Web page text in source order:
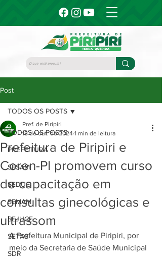
Post
TODOS OS POSTS
PREFEITURA
SESAM
SEDUC
SEMAM
SEJUCE
SETAS
SDR
TODOS OS POSTS
Prefeitura de Piripiri e
Coren-PI promovem curso
de capacitação em
consultas ginecológicas e
ultrassom
Pref. de Piripiri
18 de out. de 2024 1 min de leitura
A Prefeitura Municipal de Piripiri, por
meio da Secretaria de Saúde Municipal